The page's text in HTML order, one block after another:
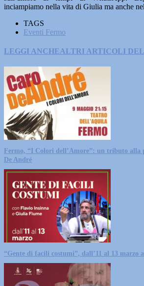
inciampiamo nella vita di Giulia ma anche
TAGS
Eventi Fermo
LEGGI ANCHEALTRI ARTICOLI
Fermo, “I Colori dell’Amore”: un tributo alla
De André
“Gente di facili costumi”, dall’11 al 13 marzo